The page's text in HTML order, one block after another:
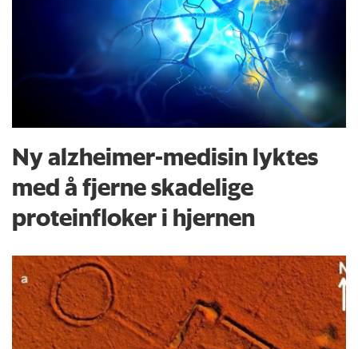
Ny alzheimer-medisin lyktes
med å fjerne skadelige
proteinfloker i hjernen